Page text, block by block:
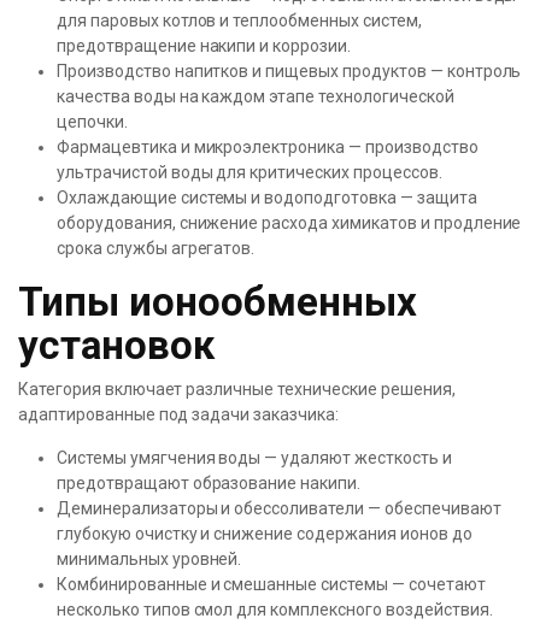
для паровых котлов и теплообменных систем,
предотвращение накипи и коррозии.
Производство напитков и пищевых продуктов — контроль
качества воды на каждом этапе технологической
цепочки.
Фармацевтика и микроэлектроника — производство
ультрачистой воды для критических процессов.
Охлаждающие системы и водоподготовка — защита
оборудования, снижение расхода химикатов и продление
срока службы агрегатов.
Типы ионообменных
установок
Категория включает различные технические решения,
адаптированные под задачи заказчика:
Системы умягчения воды — удаляют жесткость и
предотвращают образование накипи.
Деминерализаторы и обессоливатели — обеспечивают
глубокую очистку и снижение содержания ионов до
минимальных уровней.
Комбинированные и смешанные системы — сочетают
несколько типов смол для комплексного воздействия.